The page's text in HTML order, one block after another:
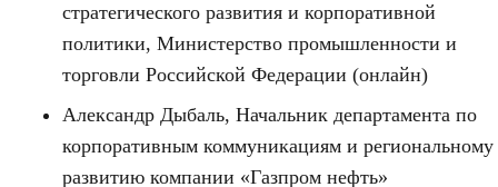
стратегического развития и корпоративной
политики, Министерство промышленности и
торговли Российской Федерации (онлайн)
Александр Дыбаль, Начальник департамента по
корпоративным коммуникациям и региональному
развитию компании «Газпром нефть»